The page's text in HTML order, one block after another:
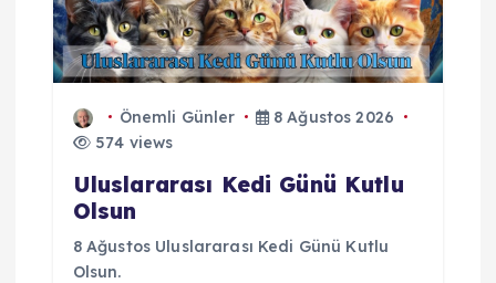
Önemli Günler
8 Ağustos 2026
574 views
Uluslararası Kedi Günü Kutlu
Olsun
8 Ağustos Uluslararası Kedi Günü Kutlu
Olsun.